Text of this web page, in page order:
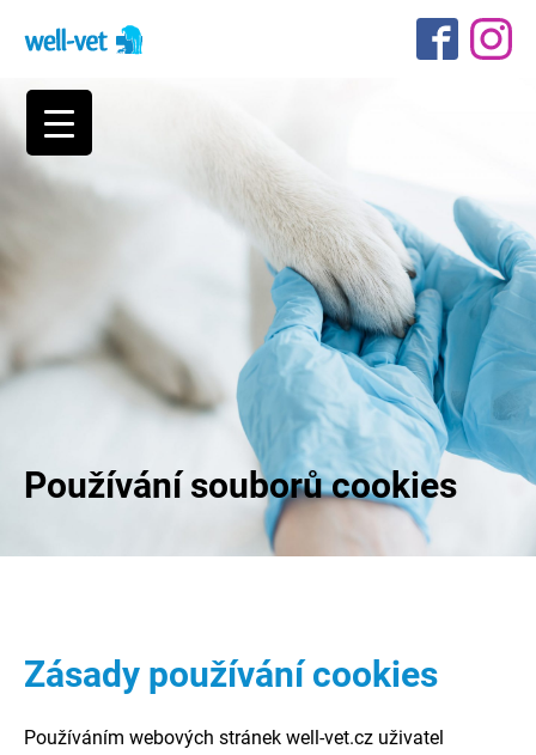
Používání souborů cookies
Zásady používání cookies
Používáním webových stránek well-vet.cz uživatel